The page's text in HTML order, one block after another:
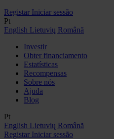
Registar Iniciar sessão
Pt
English Lietuvių Română
Investir
Obter financiamento
Estatísticas
Recompensas
Sobre nós
Ajuda
Blog
Pt
English Lietuvių Română
Registar Iniciar sessão